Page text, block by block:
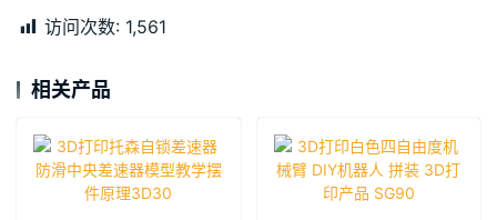
访问次数: 1,561
相关产品